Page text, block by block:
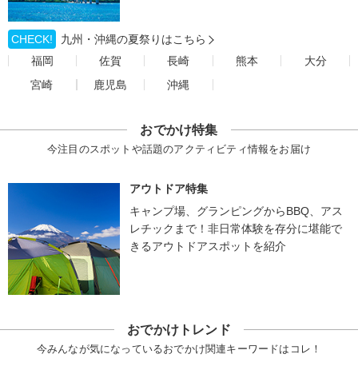
CHECK!
九州・沖縄の夏祭りはこちら
福岡
佐賀 長崎 熊本
大分
宮崎
鹿児島 沖縄
おでかけ特集
今注目のスポットや話題のアクティビティ情報をお届け
アウトドア特集
キャンプ場、グランピングからBBQ、アス
レチックまで！非日常体験を存分に堪能で
きるアウトドアスポットを紹介
おでかけトレンド
今みんなが気になっているおでかけ関連キーワードはコレ！